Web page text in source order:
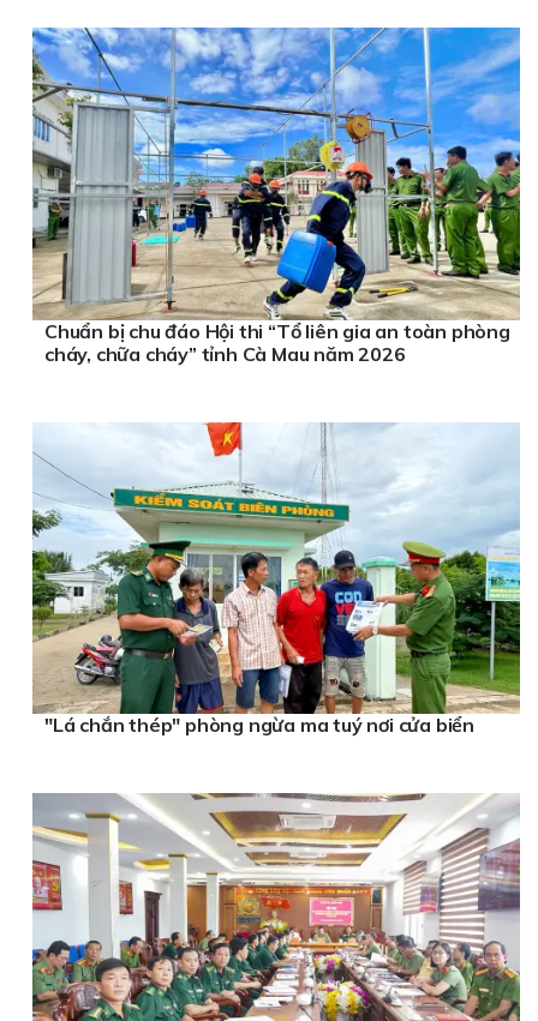
Chuẩn bị chu đáo Hội thi “Tổ liên gia an toàn phòng
cháy, chữa cháy” tỉnh Cà Mau năm 2026
"Lá chắn thép" phòng ngừa ma tuý nơi cửa biển